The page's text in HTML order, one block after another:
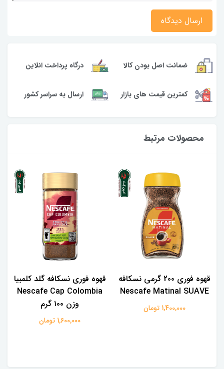
ارسال دیدگاه
ضمانت اصل بودن کالا درگاه پرداخت انلاین
کمترین قیمت های بازار ارسال به سراسر کشور
محصولات مرتبط
قهوه فوری 2۰۰ گرمی نسکافه
Nescafe Matinal SUAVE
1,400,000 تومان
قهوه فوری نسکافه گلد کلمبیا
Nescafe Cap Colombia
وزن ۱۰۰ گرم
1,600,000 تومان